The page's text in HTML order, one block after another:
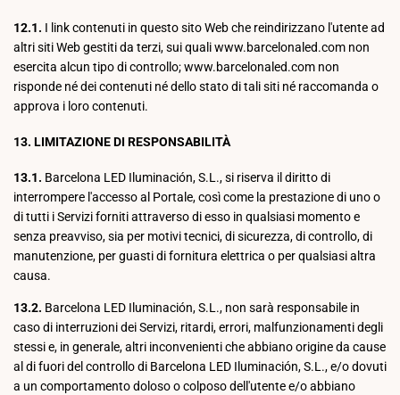
12.1. I link contenuti in questo sito Web che reindirizzano l'utente ad
altri siti Web gestiti da terzi, sui quali www.barcelonaled.com non
esercita alcun tipo di controllo; www.barcelonaled.com non
risponde né dei contenuti né dello stato di tali siti né raccomanda o
approva i loro contenuti.
13. LIMITAZIONE DI RESPONSABILITÀ
13.1. Barcelona LED Iluminación, S.L., si riserva il diritto di
interrompere l'accesso al Portale, così come la prestazione di uno o
di tutti i Servizi forniti attraverso di esso in qualsiasi momento e
senza preavviso, sia per motivi tecnici, di sicurezza, di controllo, di
manutenzione, per guasti di fornitura elettrica o per qualsiasi altra
causa.
13.2. Barcelona LED Iluminación, S.L., non sarà responsabile in
caso di interruzioni dei Servizi, ritardi, errori, malfunzionamenti degli
stessi e, in generale, altri inconvenienti che abbiano origine da cause
al di fuori del controllo di Barcelona LED Iluminación, S.L., e/o dovuti
a un comportamento doloso o colposo dell'utente e/o abbiano